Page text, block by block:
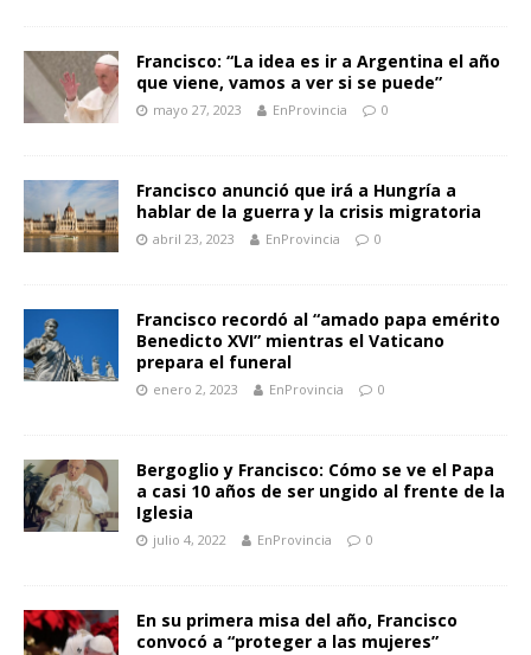
Francisco: “La idea es ir a Argentina el año
que viene, vamos a ver si se puede”
mayo 27, 2023 EnProvincia 0
Francisco anunció que irá a Hungría a
hablar de la guerra y la crisis migratoria
abril 23, 2023 EnProvincia 0
Francisco recordó al “amado papa emérito
Benedicto XVI” mientras el Vaticano
prepara el funeral
enero 2, 2023 EnProvincia 0
Bergoglio y Francisco: Cómo se ve el Papa
a casi 10 años de ser ungido al frente de la
Iglesia
julio 4, 2022 EnProvincia 0
En su primera misa del año, Francisco
convocó a “proteger a las mujeres”